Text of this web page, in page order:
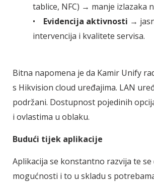
tablice, NFC) → manje izlazaka
• Evidencija aktivnosti →
intervencija i kvalitete servisa.
Bitna napomena je da Kamir Unify
s Hikvision cloud uređajima. LAN
podržani. Dostupnost pojedinih
i ovlastima u oblaku.
Budući tijek aplikacije
Aplikacija se konstantno razvija te se
mogućnosti i to u skladu s